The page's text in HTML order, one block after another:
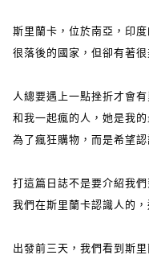
斯里蘭卡，位於南亞，印
很落後的國家，但卻有著很
人總要遇上一點挫折才會
和我一起瘋的人，她是我
為了瘋狂購物，而是希望
打這篇日誌不是要介紹我
我們在斯里蘭卡認識人的
出發前三天，我們看到斯